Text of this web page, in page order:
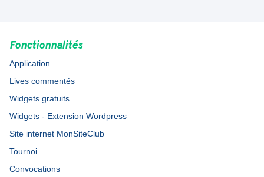
Fonctionnalités
Application
Lives commentés
Widgets gratuits
Widgets - Extension Wordpress
Site internet MonSiteClub
Tournoi
Convocations